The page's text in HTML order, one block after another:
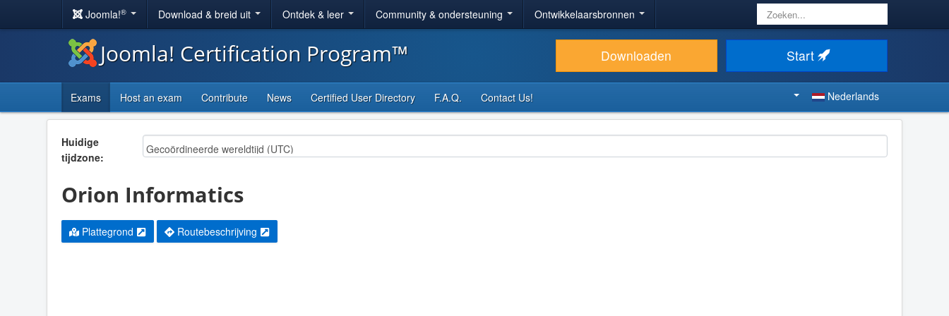
Joomla!® Download & breid uit Ontdek & leer Community & ondersteuning Ontwikkelaarsbronnen Zoeken...
Joomla! Certification Program™ Downloaden Start
Exams Host an exam Contribute News Certified User Directory F.A.Q. Contact Us! Nederlands
Huidige
tijdzone:
Orion Informatics
Plattegrond Routebeschrijving